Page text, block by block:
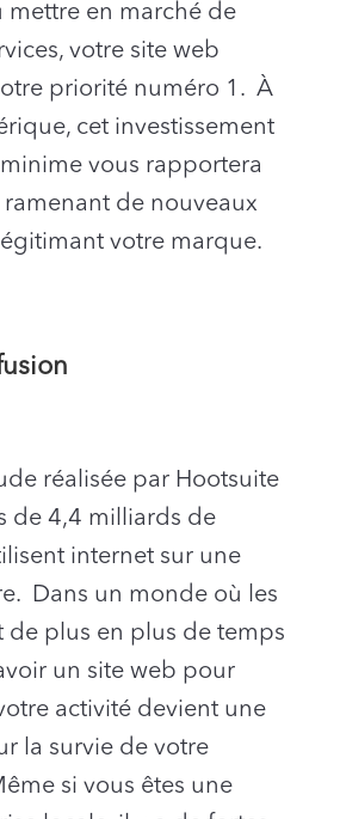
mettre en marché de
votre site web
priorité numéro 1. À
cet investissement
vous rapportera
de nouveaux
votre marque.
réalisée par Hootsuite
de 4,4 milliards de
internet sur une
Dans un monde où les
de plus en plus de temps
un site web pour
activité devient une
la survie de votre
si vous êtes une